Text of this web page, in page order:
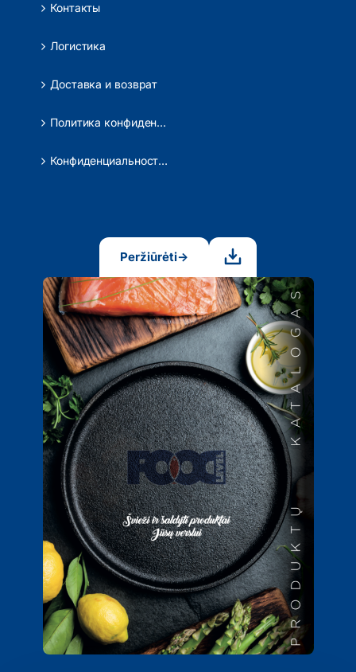
Контакты
Логистика
Доставка и возврат
Политика конфиденциальности
Конфиденциальность данных
Peržiūrėti→